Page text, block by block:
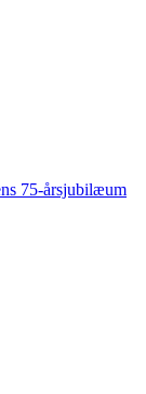
75-årsjubilæum